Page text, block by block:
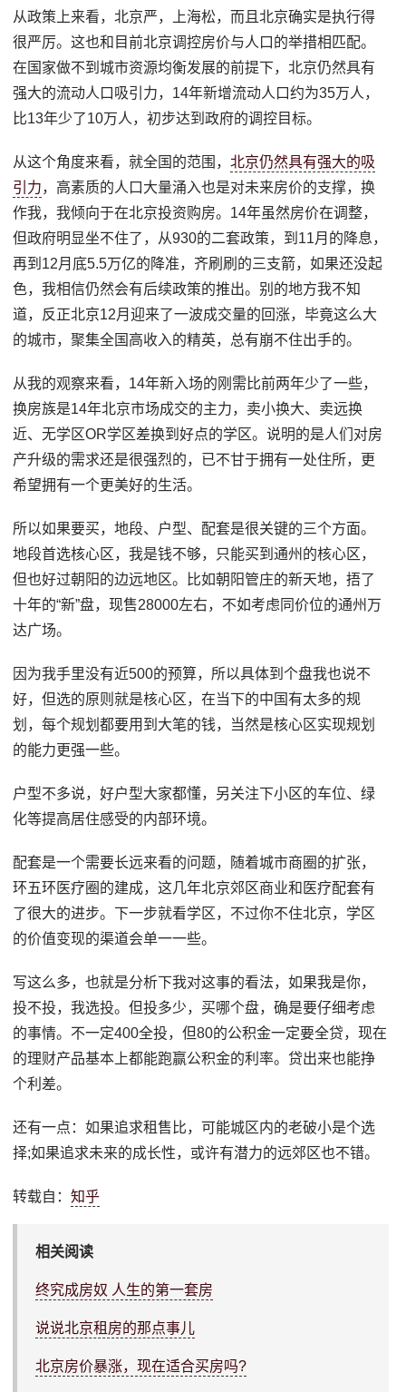
从政策上来看，北京严，上海松，而且北京确实是执行得
很严厉。这也和目前北京调控房价与人口的举措相匹配。
在国家做不到城市资源均衡发展的前提下，北京仍然具有
强大的流动人口吸引力，14年新增流动人口约为35万人，
比13年少了10万人，初步达到政府的调控目标。
从这个角度来看，就全国的范围，北京仍然具有强大的吸
引力，高素质的人口大量涌入也是对未来房价的支撑，换
作我，我倾向于在北京投资购房。14年虽然房价在调整，
但政府明显坐不住了，从930的二套政策，到11月的降息，
再到12月底5.5万亿的降准，齐刷刷的三支箭，如果还没起
色，我相信仍然会有后续政策的推出。别的地方我不知
道，反正北京12月迎来了一波成交量的回涨，毕竟这么大
的城市，聚集全国高收入的精英，总有崩不住出手的。
从我的观察来看，14年新入场的刚需比前两年少了一些，
换房族是14年北京市场成交的主力，卖小换大、卖远换
近、无学区OR学区差换到好点的学区。说明的是人们对房
产升级的需求还是很强烈的，已不甘于拥有一处住所，更
希望拥有一个更美好的生活。
所以如果要买，地段、户型、配套是很关键的三个方面。
地段首选核心区，我是钱不够，只能买到通州的核心区，
但也好过朝阳的边远地区。比如朝阳管庄的新天地，捂了
十年的“新”盘，现售28000左右，不如考虑同价位的通州万
达广场。
因为我手里没有近500的预算，所以具体到个盘我也说不
好，但选的原则就是核心区，在当下的中国有太多的规
划，每个规划都要用到大笔的钱，当然是核心区实现规划
的能力更强一些。
户型不多说，好户型大家都懂，另关注下小区的车位、绿
化等提高居住感受的内部环境。
配套是一个需要长远来看的问题，随着城市商圈的扩张，
环五环医疗圈的建成，这几年北京郊区商业和医疗配套有
了很大的进步。下一步就看学区，不过你不住北京，学区
的价值变现的渠道会单一一些。
写这么多，也就是分析下我对这事的看法，如果我是你，
投不投，我选投。但投多少，买哪个盘，确是要仔细考虑
的事情。不一定400全投，但80的公积金一定要全贷，现在
的理财产品基本上都能跑赢公积金的利率。贷出来也能挣
个利差。
还有一点：如果追求租售比，可能城区内的老破小是个选
择;如果追求未来的成长性，或许有潜力的远郊区也不错。
转载自：知乎
相关阅读
终究成房奴 人生的第一套房
说说北京租房的那点事儿
北京房价暴涨，现在适合买房吗?